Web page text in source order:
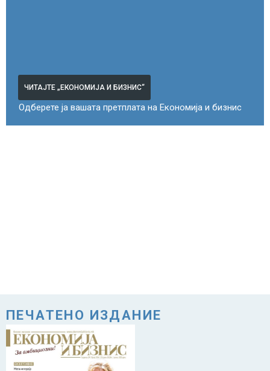
ЧИТАЈТЕ „ЕКОНОМИЈА И БИЗНИС“
Одберете ја вашата претплата на Економија и бизнис
ПЕЧАТЕНО ИЗДАНИЕ